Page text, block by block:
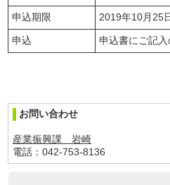
申込期限 2019年10月25
申込 申込書にご記
お問い合わせ
産業振興課 岩崎
電話：042-753-8136